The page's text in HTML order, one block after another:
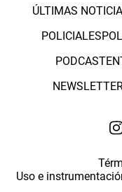
ÚLTIMAS
POLICIALES
PODCAST
NEWSLETTER
Uso e